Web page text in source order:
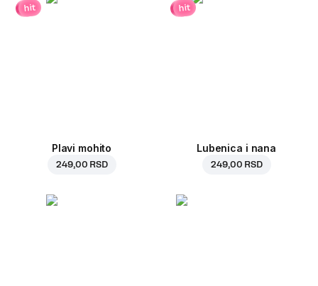
hit
Plavi mohito
249,00 RSD
hit
Lubenica i nana
249,00 RSD